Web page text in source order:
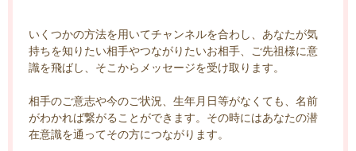
いくつかの方法を用いてチャンネルを合わし、あなたが気
持ちを知りたい相手やつながりたいお相手、ご先祖様に意
識を飛ばし、そこからメッセージを受け取ります。
相手のご意志や今のご状況、生年月日等がなくても、名前
がわかれば繋がることができます。その時にはあなたの潜
在意識を通ってその方につながります。